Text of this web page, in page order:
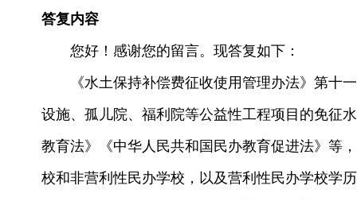
答复内容
您好！感谢您的留言。现答复如下：
《水土保持补偿费征收使用管理办法》第十一
设施、孤儿院、福利院等公益性工程项目的免征
教育法》《中华人民共和国民办教育促进法》等
校和非营利性民办学校，以及营利性民办学校学